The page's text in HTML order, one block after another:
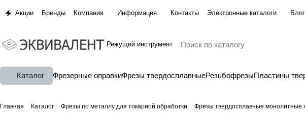
Акции Бренды Компания Информация Контакты Электронные каталоги Блог
Режущий инструмент
Каталог Фрезерные оправкиФрезы твердосплавныеРезьбофрезыПластины
Главная Каталог Фрезы по металлу для токарной обработки Фрезы твердосплавные монолитные